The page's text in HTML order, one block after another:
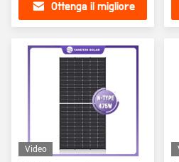
Ottenga il migliore
Video